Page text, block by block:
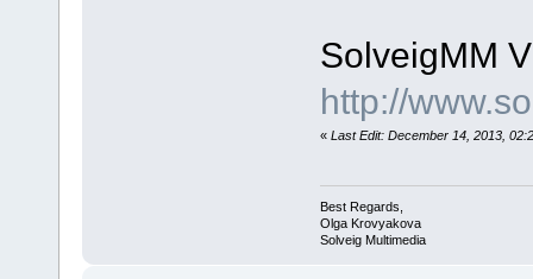
SolveigMM
http://
« Last Edit: December 14, 2013,
Best Regards,
Olga Krovyakova
Solveig Multimedia